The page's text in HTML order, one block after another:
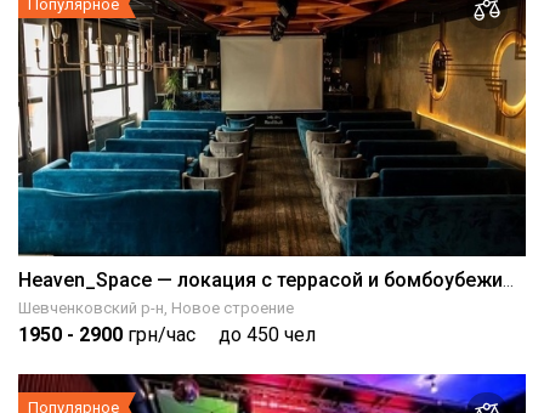
Популярное
Шевченковский р-н, Новое строение
1950 - 2900 грн/час до 450 чел
Популярное